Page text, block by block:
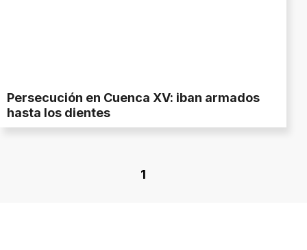
Persecución en Cuenca XV: iban armados
hasta los dientes
1